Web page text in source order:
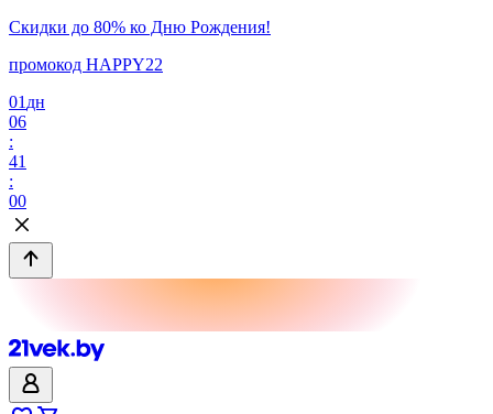
Скидки до 80% ко Дню Рождения!
промокод HAPPY22
01 дн
06
:
41
:
00